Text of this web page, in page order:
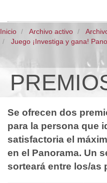
Inicio Archivo activo
Juego ¡Investiga y gana!
Se ofrecen dos
para la persona que
satisfactoria el
en el Panorama. Un
sorteará entre los/as